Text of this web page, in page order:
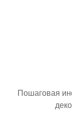
Пошаговая